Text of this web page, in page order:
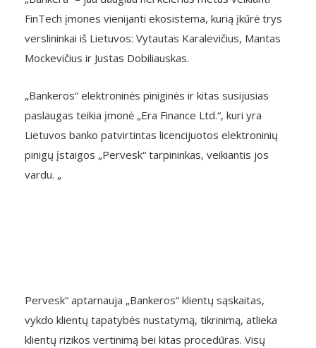
FinTech įmones vienijanti ekosistema, kurią įkūrė trys
verslininkai iš Lietuvos: Vytautas Karalevičius, Mantas
Mockevičius ir Justas Dobiliauskas.
„Bankeros“ elektroninės piniginės ir kitas susijusias
paslaugas teikia įmonė „Era Finance Ltd.“, kuri yra
Lietuvos banko patvirtintas licencijuotos elektroninių
pinigų įstaigos „Pervesk“ tarpininkas, veikiantis jos
vardu. „
Pervesk“ aptarnauja „Bankeros“ klientų sąskaitas,
vykdo klientų tapatybės nustatymą, tikrinimą, atlieka
klientų rizikos vertinimą bei kitas procedūras. Visų